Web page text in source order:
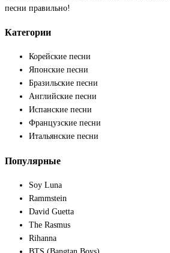
песни правильно!
Категории
Корейские песни
Японские песни
Бразильские песни
Английские песни
Испанские песни
Французские песни
Итальянские песни
Популярные
Soy Luna
Rammstein
David Guetta
The Rasmus
Rihanna